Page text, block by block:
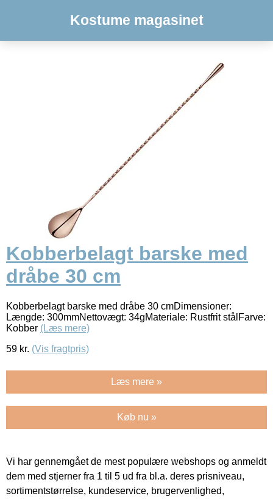
Kostume magasinet
Kobberbelagt barske med
dråbe 30 cm
Kobberbelagt barske med dråbe 30 cmDimensioner:
Længde: 300mmNettovægt: 34gMateriale: Rustfrit stålFarve:
Kobber (Læs mere)
59 kr. (Vis fragtpris)
Læs mere »
Køb nu »
Vi har gennemgået de mest populære webshops og anmeldt
dem med stjerner fra 1 til 5 ud fra bl.a. deres prisniveau,
sortimentstørrelse, kundeservice, brugervenlighed,